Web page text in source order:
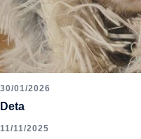
30/01/2026
Deta
11/11/2025